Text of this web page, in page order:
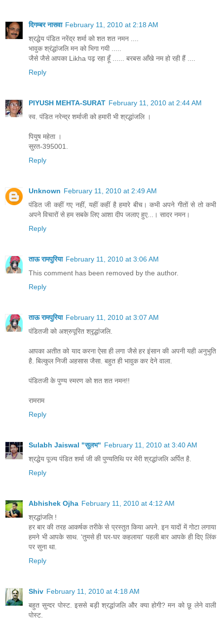
दिगम्बर नासवा February 11, 2010 at 2:18 AM
श्रद्धेय पंडित नरेंद्र शर्मा को शत शत नमन ....
भावुक श्रंद्धांजलि मन को भिगा गयी .....
जैसे जैसे आपका Likha पढ़ रहा हूँ ...... बरबस आँखे नम हो रही हैं ....
Reply
PIYUSH MEHTA-SURAT February 11, 2010 at 2:44 AM
स्व. पंडित नरेन्द्र शर्माजी को हमारी भी श्रद्धांजलि ।
पियुष महेता ।
सुरत-395001.
Reply
Unknown February 11, 2010 at 2:49 AM
पंडित जी कहीं गए नहीं, यहीं कहीं है हमारे बीच। कभी अपने गीतों से तो कभी
अपने विचारों से हम सबके लिए आशा दीप जलाए हुए...। सादर नमन।
Reply
ताऊ रामपुरिया February 11, 2010 at 3:06 AM
This comment has been removed by the author.
Reply
ताऊ रामपुरिया February 11, 2010 at 3:07 AM
पंडितजी को अश्रुपूरित श्रृद्धांजलि.
आपका अतीत को याद करना ऐसा ही लगा जैसे हर इंसान की अपनी यही अनुभुति
है. बिल्कुल निजी अहसास जैसा. बहुत ही भावुक कर देने वाला.
पंडितजी के पुण्य स्मरण को शत शत नमन!!
रामराम
Reply
Sulabh Jaiswal "सुलभ" February 11, 2010 at 3:40 AM
श्रद्धेय पूज्य पंडित शर्मा जी की पुण्यतिथि पर मेरी श्रद्धांजलि अर्पित है.
Reply
Abhishek Ojha February 11, 2010 at 4:12 AM
श्रद्धांजलि !
हर बार की तरह आकर्षक तरीके से प्रस्तुत किया अपने. इन यादों में गोटा लगाया
हमने भी आपके साथ. 'तुमसे ही घर-घर कहलाया' पहली बार आपके ही दिए लिंक
पर सुना था.
Reply
Shiv February 11, 2010 at 4:18 AM
बहुत सुन्दर पोस्ट. इससे बड़ी श्रद्धांजलि और क्या होगी? मन को छू लेने वाली
पोस्ट.